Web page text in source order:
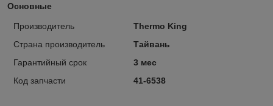
Основные
Производитель
Thermo King
Страна производитель
Тайвань
Гарантийный срок
3 мес
Код запчасти
41-6538